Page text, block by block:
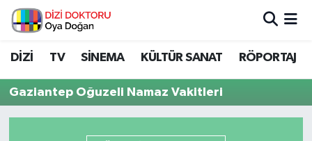
DİZİ TV SİNEMA KÜLTÜR SANAT RÖPORTAJ
Gaziantep Oğuzeli Namaz Vakitleri
İstanbul Nöbetçi Eczaneler
İstanbul Hava Durumu